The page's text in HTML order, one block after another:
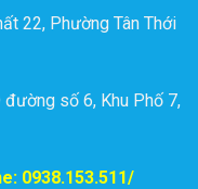
22, Phường Tân Thới
đường số 6, Khu Phố 7,
0938.153.511/